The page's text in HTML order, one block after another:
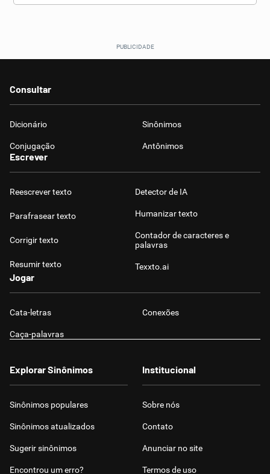
Consultar
Dicionário Sinônimos
Conjugação Antônimos
Escrever
Reescrever texto
Parafrasear texto
Corrigir texto
Resumir texto
Detector de IA
Humanizar texto
Contador de caracteres e
palavras
Texxto.ai
Jogar
Cata-letras Conexões
Caça-palavras
Explorar Sinônimos
Sinônimos populares
Sinônimos atualizados
Sugerir sinônimos
Encontrou um erro?
Institucional
Sobre nós
Contato
Anunciar no site
Termos de uso